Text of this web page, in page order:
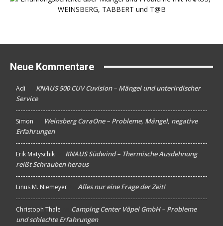
Neue Kommentare
Adi
KNAUS 500 CUV Cuvision – Mängel und unterirdischer
Service
Simon
Weinsberg CaraOne – Probleme, Mängel, negative
Erfahrungen
Erik Matyschik
KNAUS Südwind – Thermische Ausdehnung
reißt Schrauben heraus
Linus M. Niemeyer Alles nur eine Frage der Zeit!
Christoph Thale
Camping Center Vöpel GmbH – Probleme
und schlechte Erfahrungen